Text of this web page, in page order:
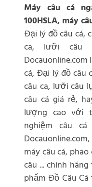
Máy câu cá
100HSLA, máy
Đại lý đồ câu cá,
ca, lưỡi câu
cá, Đại lý đồ câu
câu ca, lưỡi câu
câu cá giá rẻ,
lượng cao với
nghiệm câu
máy câu cá,
câu ... chính
phẩm Đồ Câu